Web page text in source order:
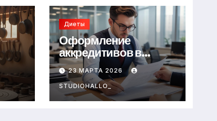
Диеты
Оформление
аккредитивов в
международной
торговле
23 МАРТА 2026
STUDIOHALLO_